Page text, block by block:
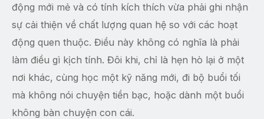
động mới mẻ và có tính kích thích vừa phải ghi nhận
sự cải thiện về chất lượng quan hệ so với các hoạt
động quen thuộc. Điều này không có nghĩa là phải
làm điều gì kịch tính. Đôi khi, chỉ là hẹn hò lại ở một
nơi khác, cùng học một kỹ năng mới, đi bộ buổi tối
mà không nói chuyện tiền bạc, hoặc dành một buổi
không bàn chuyện con cái.